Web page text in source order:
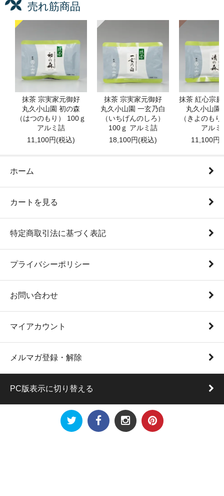
売れ筋商品
抹茶 宗実家元御好
丸久小山園 初の森
（はつのもり） 100ｇ
アルミ詰
11,100円(税込)
抹茶 宗実家元御好
丸久小山園 一玄乃白
（いちげんのしろ）
100ｇ アルミ詰
18,100円(税込)
抹茶 紅心宗
丸久小山園
（きよのも
アルミ
11,100円(
ホーム
カートを見る
特定商取引法に基づく表記
プライバシーポリシー
お問い合わせ
マイアカウント
メルマガ登録・解除
PC版表示に切り替える